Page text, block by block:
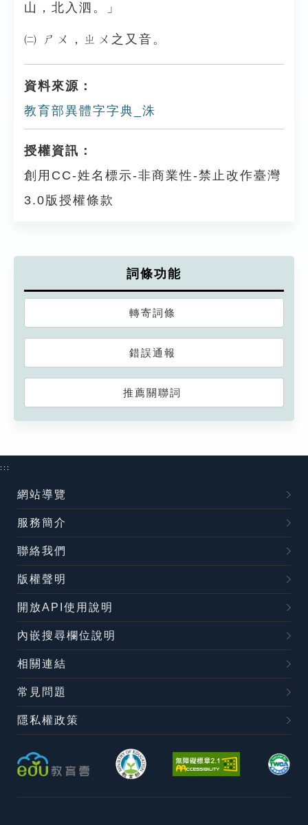
山，北入泗。」
㈡ ㄕㄨ，ㄓㄨ之又音。
資料來源：
教育部異體字字典_洙
授權資訊：
創用CC-姓名標示-非商業性-禁止改作臺灣
3.0版授權條款
詞條功能
轉寄詞條
錯誤通報
推薦關聯詞
:::
網站導覽
服務簡介
聯絡我們
版權聲明
開放API使用說明
內嵌搜尋欄位說明
相關連結
常見問題
隱私權政策